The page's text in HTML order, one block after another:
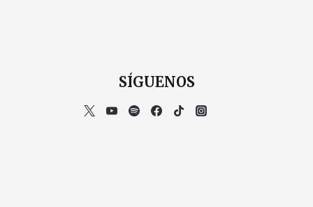
SÍGUENOS